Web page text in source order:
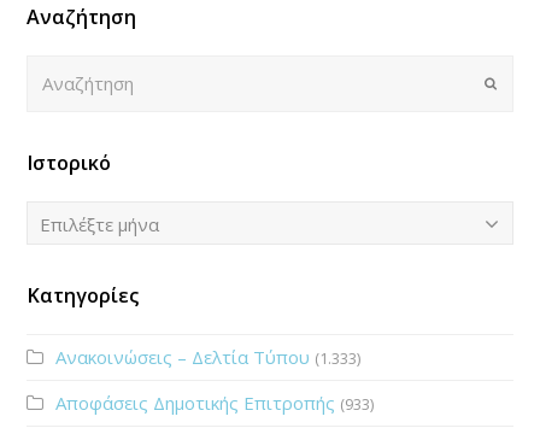
Αναζήτηση
Submit
Ιστορικό
Ιστορικό
Επιλέξτε μήνα
Κατηγορίες
Ανακοινώσεις – Δελτία Τύπου (1.333)
Αποφάσεις Δημοτικής Επιτροπής (933)